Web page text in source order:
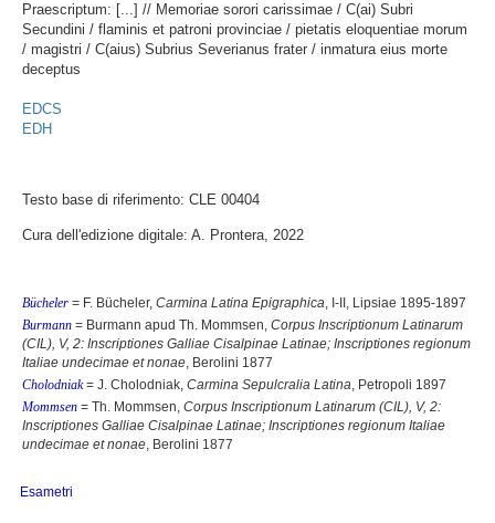
Praescriptum: [...] // Memoriae sorori carissimae / C(ai) Subri
Secundini / flaminis et patroni provinciae / pietatis eloquentiae morum
/ magistri / C(aius) Subrius Severianus frater / inmatura eius morte
deceptus
EDCS
EDH
Testo base di riferimento: CLE 00404
Cura dell'edizione digitale: A. Prontera, 2022
Bücheler = F. Bücheler, Carmina Latina Epigraphica, I-II, Lipsiae 1895-1897
Burmann = Burmann apud Th. Mommsen, Corpus Inscriptionum Latinarum
(CIL), V, 2: Inscriptiones Galliae Cisalpinae Latinae; Inscriptiones regionum
Italiae undecimae et nonae, Berolini 1877
Cholodniak= J. Cholodniak, Carmina Sepulcralia Latina, Petropoli 1897
Mommsen = Th. Mommsen, Corpus Inscriptionum Latinarum (CIL), V, 2:
Inscriptiones Galliae Cisalpinae Latinae; Inscriptiones regionum Italiae
undecimae et nonae, Berolini 1877
Esametri